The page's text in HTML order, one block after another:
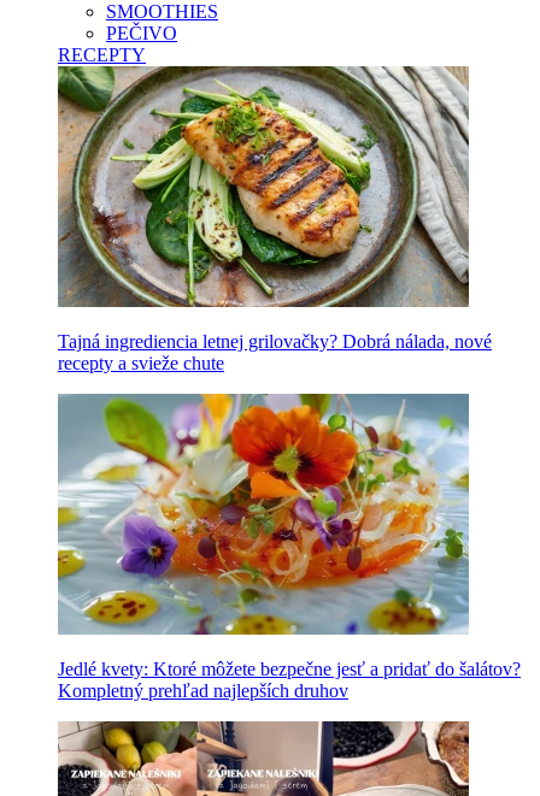
SMOOTHIES
PEČIVO
RECEPTY
Tajná ingrediencia letnej grilovačky? Dobrá nálada, nové
recepty a svieže chute
Jedlé kvety: Ktoré môžete bezpečne jesť a pridať do šalátov?
Kompletný prehľad najlepších druhov